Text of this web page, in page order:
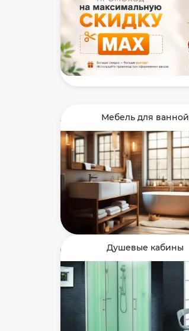
Мебель для ванной
Душевые кабины